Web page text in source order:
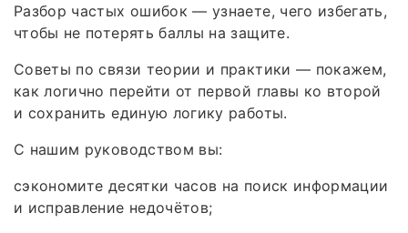
Разбор частых ошибок — узнаете, чего избегать,
чтобы не потерять баллы на защите.
Советы по связи теории и практики — покажем,
как логично перейти от первой главы ко второй
и сохранить единую логику работы.
С нашим руководством вы:
сэкономите десятки часов на поиск информации
и исправление недочётов;